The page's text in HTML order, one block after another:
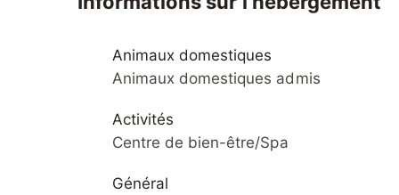
Animaux domestiques
Animaux domestiques admis
Activités
Centre de bien-être/Spa
Général